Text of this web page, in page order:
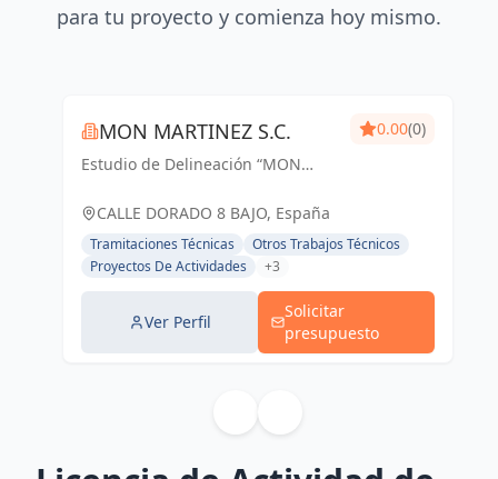
para tu proyecto y comienza hoy mismo.
MON MARTINEZ S.C.
Estudio de Delineación “MON
trayectoria de más de 25 años de
experiencia. Entendemos nuestro
trabajo, como parte importante de
un trabajo...
0.00(0)
CALLE DORADO 8 BAJO, España
Tramitaciones Técnicas
Otros Trabajos Técnicos
Proyectos De Actividades
+3
Ver Perfil
Solicitar
presupuesto